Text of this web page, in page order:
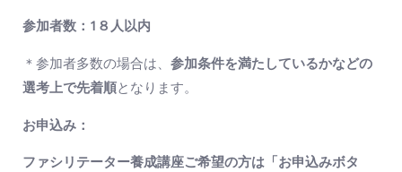
参加者数：1８人以内
＊参加者多数の場合は、 参加条件を満たしているかなどの
選考上で先着順となります。
お申込み：
ファシリテーター養成講座ご希望の方は「お申込みボタ